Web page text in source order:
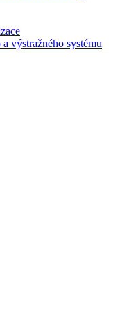
výstražného systému